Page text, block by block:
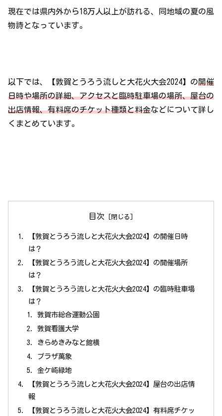
現在では県内外から18万人以上が訪れる、同地域の夏の風
物詩となっています。
以下では、【敦賀とうろう流しと大花火大会2024】の開催
日時や場所の詳細、アクセスと臨時駐車場の場所、屋台の
出店情報、有料席のチケット種類と料金などについて詳し
くまとめています。
目次
【敦賀とうろう流しと大花火大会2024】の開催日時
は？
【敦賀とうろう流しと大花火大会2024】の開催場所
は？
【敦賀とうろう流しと大花火大会2024】の臨時駐車場
は？
敦賀市総合運動公園
敦賀看護大学
きらめきみなと館横
プラザ萬象
金ケ崎緑地
【敦賀とうろう流しと大花火大会2024】屋台の出店情
報
【敦賀とうろう流しと大花火大会2024】有料席チケッ